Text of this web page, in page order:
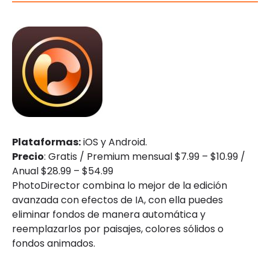
Plataformas:iOS y Android.
Precio: Gratis / Premium mensual $7.99 – $10.99 /
Anual $28.99 – $54.99
PhotoDirector combina lo mejor de la edición
avanzada con efectos de IA, con ella puedes
eliminar fondos de manera automática y
reemplazarlos por paisajes, colores sólidos o
fondos animados.